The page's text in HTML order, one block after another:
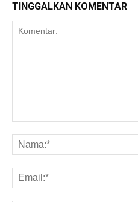
TINGGALKAN KOMENTAR